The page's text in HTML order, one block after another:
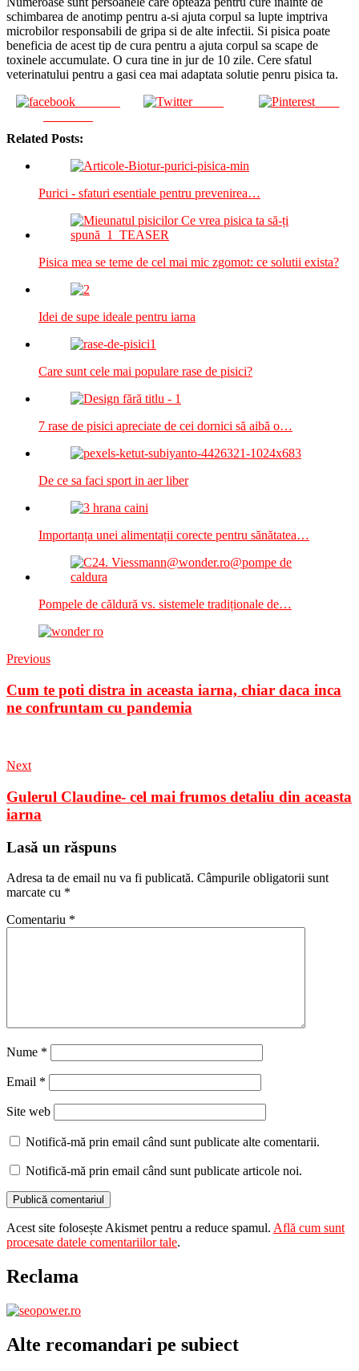
schimbarea de anotimp pentru a-si ajuta corpul sa lupte imptriva
microbilor responsabili de gripa si de alte infectii. Si pisica poate
beneficia de acest tip de cura pentru a ajuta corpul sa scape de
toxinele accumulate. O cura tine in jur de 10 zile. Cere sfatul
veterinatului pentru a gasi cea mai adaptata solutie penru pisica ta.
Tweet Save
Related Posts:
Purici - sfaturi esentiale pentru prevenirea…
Pisica mea se teme de cel mai mic zgomot: ce solutii exista?
Idei de supe ideale pentru iarna
Care sunt cele mai populare rase de pisici?
7 rase de pisici apreciate de cei dornici să aibă o…
De ce sa faci sport in aer liber
Importanța unei alimentații corecte pentru sănătatea…
Pompele de căldură vs. sistemele tradiționale de…
Previous
Cum te poti distra in aceasta iarna, chiar daca inca
ne confruntam cu pandemia
Next
Gulerul Claudine- cel mai frumos detaliu din aceasta
iarna
Lasă un răspuns
Adresa ta de email nu va fi publicată. Câmpurile obligatorii sunt
marcate cu *
Comentariu *
Nume *
Email *
Site web
Notifică-mă prin email când sunt publicate alte comentarii.
Notifică-mă prin email când sunt publicate articole noi.
Acest site folosește Akismet pentru a reduce spamul. Află cum sunt
procesate datele comentariilor tale.
Reclama
Alte recomandari pe subiect